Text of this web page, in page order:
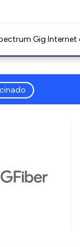
Gig